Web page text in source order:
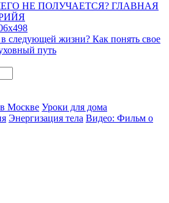
НЕ ПОЛУЧАЕТСЯ? ГЛАВНАЯ
жизни? Как понять свое
путь
Москве Уроки для дома
Энергизация тела Видео: Фильм о